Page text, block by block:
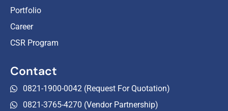
Portfolio
Career
CSR Program
Contact
0821-1900-0042 (Request For Quotation)
0821-3765-4270 (Vendor Partnership)